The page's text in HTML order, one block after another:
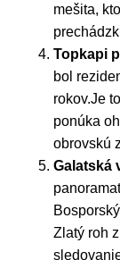
mešita,
Topkapi
bol
rokov.Je
ponúka
obrovskú
Galatská
Zlatý roh